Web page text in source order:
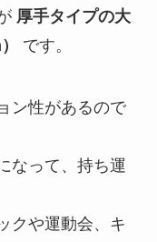
厚手タイプの大
です。
ン性があるので
なって、持ち運
クや運動会、キ